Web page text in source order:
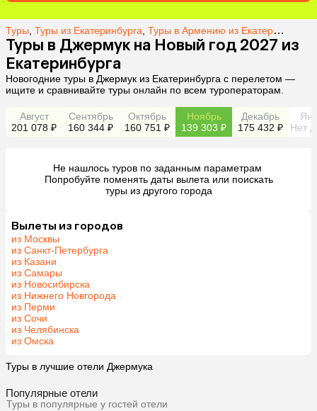
Туры Туры из Екатеринбурга Туры в Армению из Екатеринбурга
Туры в Джермук на Новый год 2027 из
Екатеринбурга
Новогодние туры в Джермук из Екатеринбурга с перелетом —
ищите и сравнивайте туры онлайн по всем туроператорам.
Август
201 078 ₽
Сентябрь
160 344 ₽
Октябрь
160 751 ₽
Ноябрь
139 303 ₽
Декабрь
175 432 ₽
Нет
Не нашлось туров по заданным параметрам
туры из другого города
Вылеты из городов
из Москвы
из Санкт-Петербурга
из Казани
из Самары
из Новосибирска
из Нижнего Новгорода
из Перми
из Сочи
из Челябинска
из Омска
Туры в лучшие отели Джермука
Популярные отели
Туры в популярные у гостей отели